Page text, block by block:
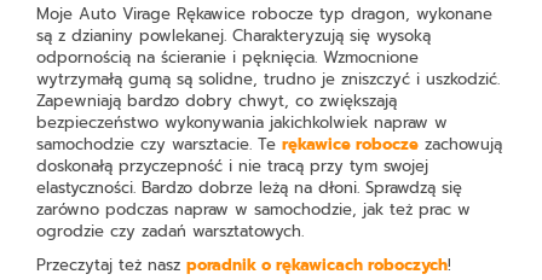
Moje Auto Virage Rękawice robocze typ dragon, wykonane
są z dzianiny powlekanej. Charakteryzują się wysoką
odpornością na ścieranie i pęknięcia. Wzmocnione
wytrzymałą gumą są solidne, trudno je zniszczyć i uszkodzić.
Zapewniają bardzo dobry chwyt, co zwiększają
bezpieczeństwo wykonywania jakichkolwiek napraw w
samochodzie czy warsztacie. Te rękawice robocze zachowują
doskonałą przyczepność i nie tracą przy tym swojej
elastyczności. Bardzo dobrze leżą na dłoni. Sprawdzą się
zarówno podczas napraw w samochodzie, jak też prac w
ogrodzie czy zadań warsztatowych.
Przeczytaj też nasz poradnik o rękawicach roboczych!